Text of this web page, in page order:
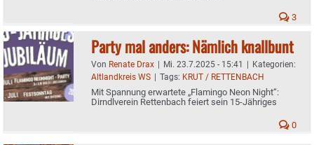
3
Party mal anders: Nämlich knallbunt
Von Renate Drax | Mi. 23.7.2025 - 15:41 | Kategorien:
Altlandkreis WS | Tags: KRUT / RETTENBACH
Mit Spannung erwartete „Flamingo Neon Night“:
Dirndlverein Rettenbach feiert sein 15-Jähriges
0